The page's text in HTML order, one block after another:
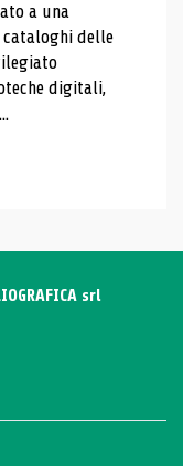
a una
delle
digitali,
srl